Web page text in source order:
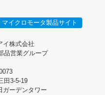
マイクロモータ製品サイト
イ株式会社
品営業グループ
田3-5-19
ガーデンタワー